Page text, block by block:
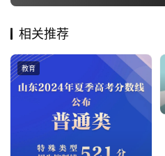
教
育
专
题
相关推荐
教育